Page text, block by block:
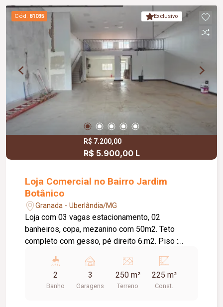
Exclusivo
Cód. 81035
R$ 7.200,00
R$ 5.900,00 L
Loja Comercial no Bairro Jardim
Botânico
Granada - Uberlândia/MG
Loja com 03 vagas estacionamento, 02
banheiros, copa, mezanino com 50m2. Teto
completo com gesso, pé direito 6.m2. Piso :
2
Banho
3
Garagens
250 m²
Terreno
225 m²
Const.